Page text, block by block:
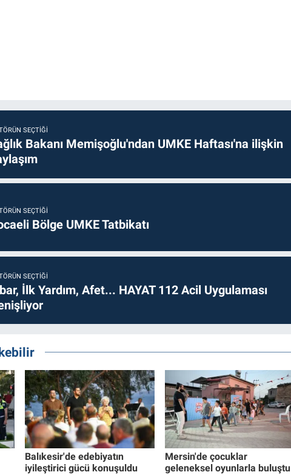
SEÇTIĞI
Bakanı Memişoğlu'ndan UMKE Haftası'na ilişkin
SEÇTIĞI
Bölge UMKE Tatbikatı
SEÇTIĞI
İlk Yardım, Afet... HAYAT 112 Acil Uygulaması
Balıkesir'de edebiyatın
iyileştirici gücü konuşuldu
Mersin'de çocuklar
geleneksel oyunlarla buluştu